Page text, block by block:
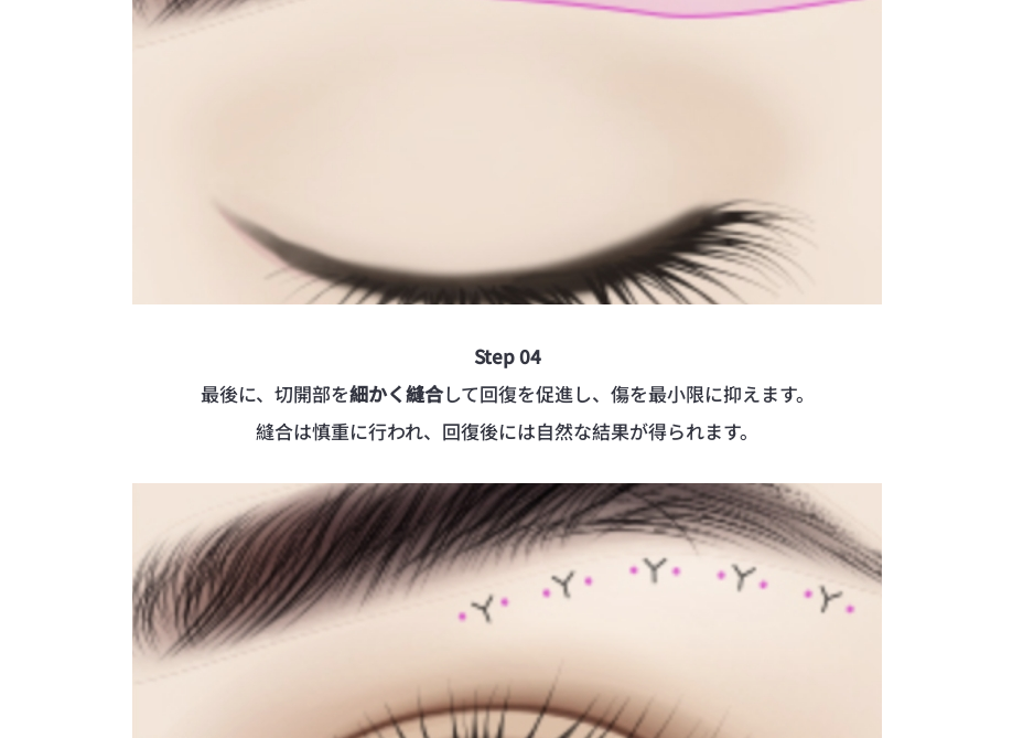
Step 04
最後に、切開部を細かく縫合して回復を促進し、傷を最小限に抑えます。
縫合は慎重に行われ、回復後には自然な結果が得られます。